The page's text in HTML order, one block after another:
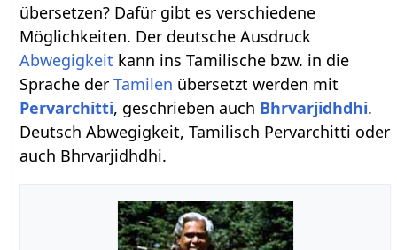
übersetzen? Dafür gibt es verschiedene
Möglichkeiten. Der deutsche Ausdruck
Abwegigkeit kann ins Tamilische bzw. in die
Sprache derTamilen übersetzt werden mit
Pervarchitti, geschrieben auch Bhrvarjidhdhi.
Deutsch Abwegigkeit, Tamilisch Pervarchitti oder
auch Bhrvarjidhdhi.